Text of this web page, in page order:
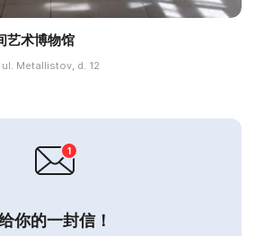
艺术博物馆
ul. Metallistov, d. 12
你的一封信！